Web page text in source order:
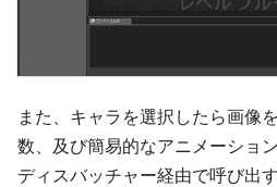
また、キャラを選択したら画像
数、及び簡易的なアニメーショ
ディスバッチャー経由で呼び出